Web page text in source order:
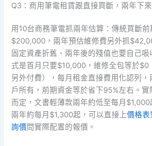
Q3：商用筆電租賃跟直接買斷，兩年下
用10台商務筆電抓兩年估算：傳統買斷前
$200,000，兩年預估維修費另外抓
固定資產折舊、兩年後的殘值也要自己
式是首月只要$10,000，維修全包等於$0
另外付費），每月租金直接費用化認列
戶所有，前期資金等於省下95%左右。實
而定，文書輕薄款兩年約低至每月
兩年約每月$1,300起，可以直接上價格表
詢價問實際配置的報價。